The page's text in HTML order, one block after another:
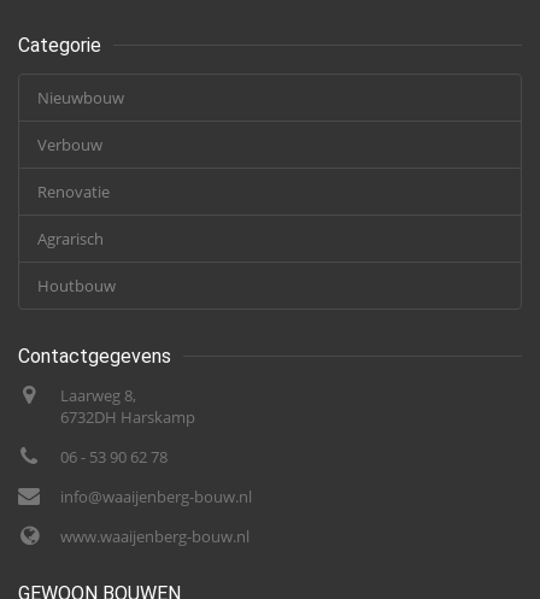
Categorie
Nieuwbouw
Verbouw
Renovatie
Agrarisch
Houtbouw
Contactgegevens
Laarweg 8,
6732DH Harskamp
06 - 53 90 62 78
info@waaijenberg-bouw.nl
www.waaijenberg-bouw.nl
GEWOON BOUWEN